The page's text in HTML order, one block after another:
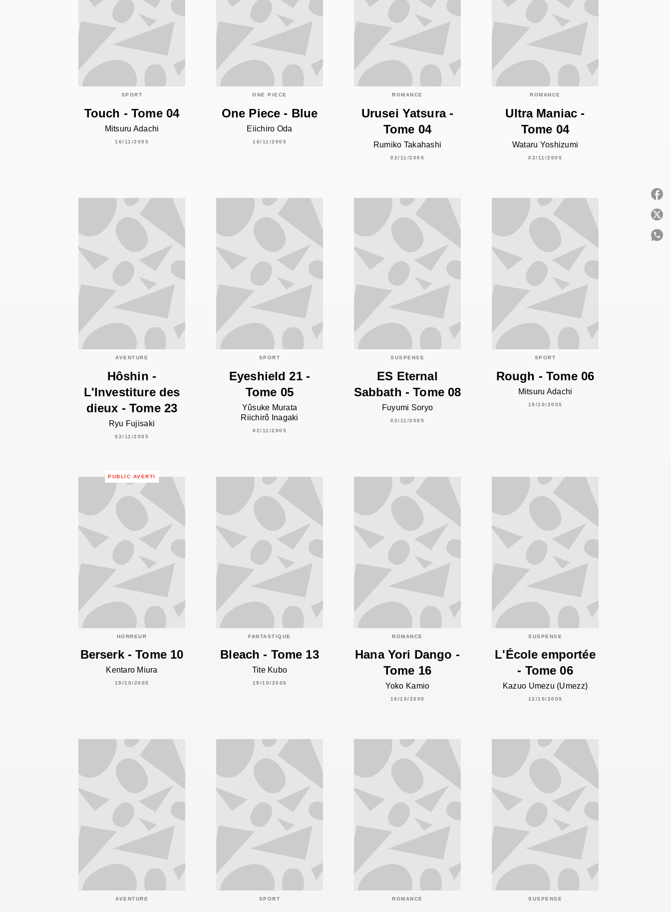
SPORT
Touch - Tome 04
Mitsuru Adachi
16/11/2005
ONE PIECE
One Piece - Blue
Eiichiro Oda
16/11/2005
ROMANCE
Urusei Yatsura -
Tome 04
Rumiko Takahashi
02/11/2005
ROMANCE
Ultra Maniac -
Tome 04
Wataru Yoshizumi
02/11/2005
AVENTURE
Hôshin -
L'Investiture des
dieux - Tome 23
Ryu Fujisaki
02/11/2005
SPORT
Eyeshield 21 -
Tome 05
Yûsuke Murata
Riichirô Inagaki
02/11/2005
SUSPENSE
ES Eternal
Sabbath - Tome 08
Fuyumi Soryo
02/11/2005
SPORT
Rough - Tome 06
Mitsuru Adachi
19/10/2005
PUBLIC AVERTI
HORREUR
Berserk - Tome 10
Kentaro Miura
19/10/2005
FANTASTIQUE
Bleach - Tome 13
Tite Kubo
19/10/2005
ROMANCE
Hana Yori Dango -
Tome 16
Yoko Kamio
19/10/2005
SUSPENSE
L'École emportée
- Tome 06
Kazuo Umezu (Umezz)
12/10/2005
AVENTURE SPORT ROMANCE SUSPENSE